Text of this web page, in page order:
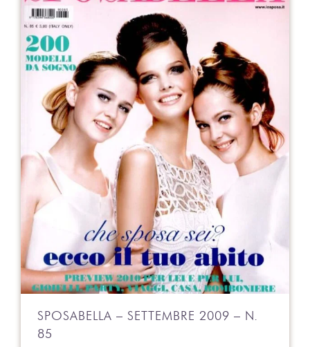
SPOSABELLA – SETTEMBRE 2009 – N.
85